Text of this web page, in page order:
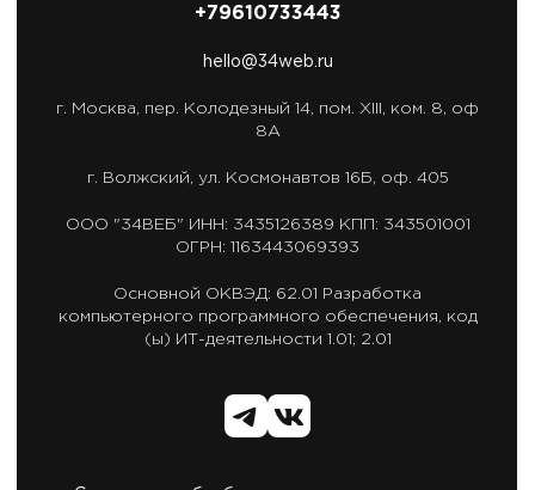
+79610733443
hello@34web.ru
г. Москва, пер. Колодезный 14, пом. XIII, ком. 8, оф
8А
г. Волжский, ул. Космонавтов 16Б, оф. 405
ООО "34ВЕБ" ИНН: 3435126389 КПП: 343501001
ОГРН: 1163443069393
Основной ОКВЭД: 62.01
Разработка
компьютерного программного обеспечения, код
(ы) ИТ-деятельности 1.01; 2.01